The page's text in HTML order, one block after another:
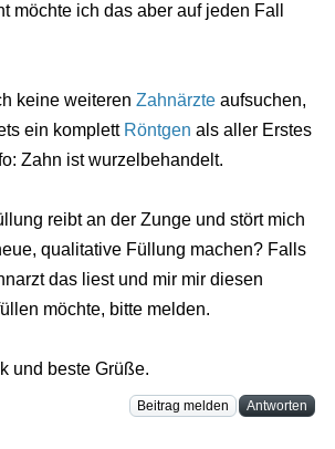
möchte ich das aber auf jeden Fall
keine weiteren Zahnärzte aufsuchen,
ein komplett Röntgen als aller Erstes
Zahn ist wurzelbehandelt.
reibt an der Zunge und stört mich
qualitative Füllung machen? Falls
das liest und mir mir diesen
möchte, bitte melden.
und beste Grüße.
Beitrag melden Antworten